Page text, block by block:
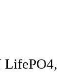
LifePO4,